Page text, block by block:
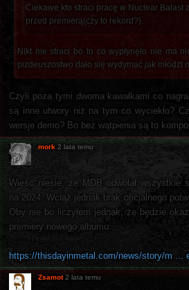
Ciekawe kto straci pracę w Nuclear Balast
przed premierą(czy to rekord?).
Nikt nie straci bo to co wypłynęło nie ma
pizdeuszostwo dało się wydymać jak młodzi
Czyli poza tymi dwoma kawałkami co
są inne utwory niż na tym co wyciekło?
wersje demo? Bo bez wątpienia są to
mork 2 lata temu
Wieść niesie, że MDB odwołał wszystkie
na 2024. Wciąż jednak brak oficjalnego
Oby nie bo liczyłem jednak, że będzie
premiery nowego albumu.
https://thisdayinmetal.com/news/story/m ...
Zsamot 2 lata temu